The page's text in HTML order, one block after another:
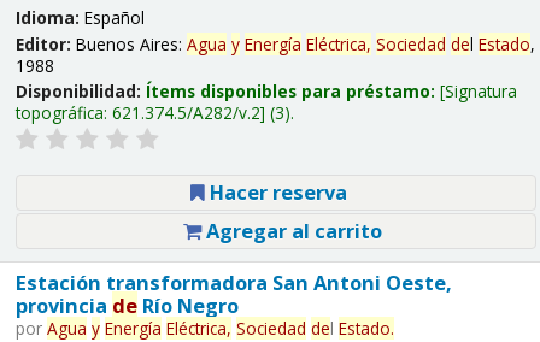
Idioma: Español
Editor: Buenos Aires: Agua y Energía Eléctrica, Sociedad del Estado,
1988
Disponibilidad: Ítems disponibles para préstamo: Signatura
topográfica: 621.374.5/A282/v.2 (3).
Hacer reserva
Agregar al carrito
Estación transformadora San Antoni Oeste,
provincia deRío Negro
por Agua y Energía Eléctrica, Sociedad del Estado.